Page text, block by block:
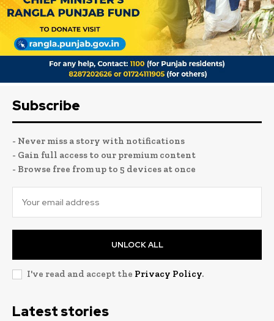
Subscribe
- Never miss a story with notifications
- Gain full access to our premium content
- Browse free from up to 5 devices at once
UNLOCK ALL
I've read and accept the Privacy Policy.
Latest stories